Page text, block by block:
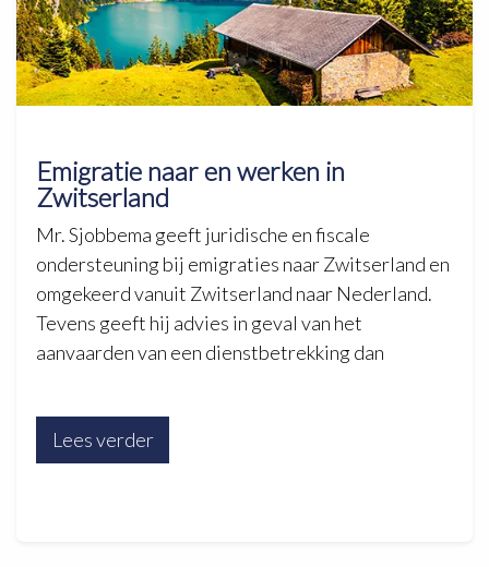
Emigratie naar en werken in
Zwitserland
Mr. Sjobbema geeft juridische en fiscale
ondersteuning bij emigraties naar Zwitserland en
omgekeerd vanuit Zwitserland naar Nederland.
Tevens geeft hij advies in geval van het
aanvaarden van een dienstbetrekking dan
Lees verder